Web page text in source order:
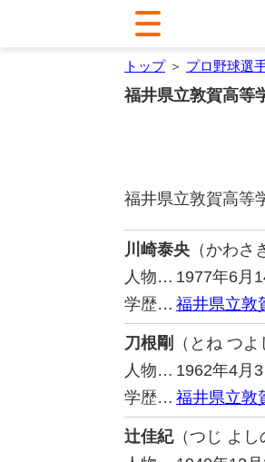
トップ＞ プロ野球選
福井県立敦賀高等
福井県立敦賀高等
川崎泰央 （かわさ
人物… 1977年6月
学歴… 福井県立敦
刀根剛
（とね つよ
人物… 1962年4月
学歴… 福井県立敦
辻佳紀（つじ よし